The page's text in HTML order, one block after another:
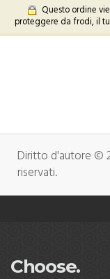
Questo ordine
proteggere da frodi, il
Diritto d'autore ©
riservati.
Choose.